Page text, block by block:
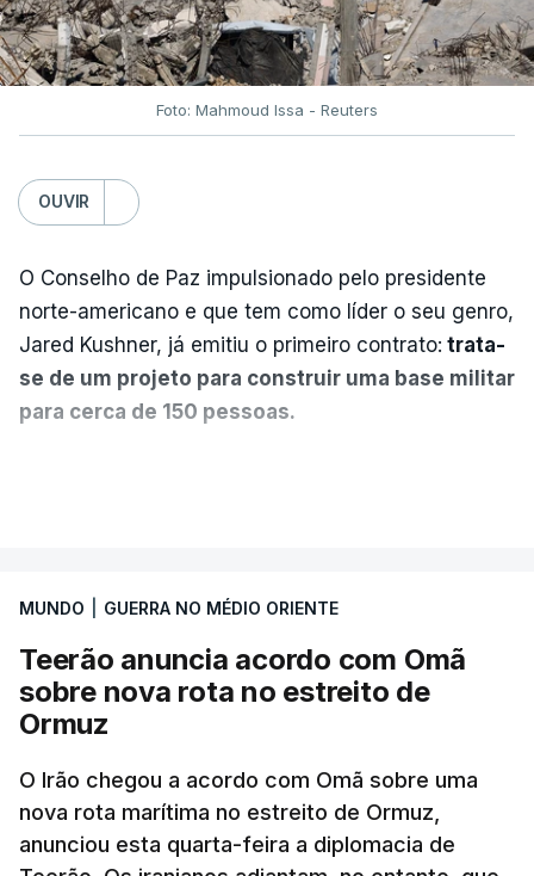
Foto: Mahmoud Issa - Reuters
OUVIR
O Conselho de Paz impulsionado pelo presidente
norte-americano e que tem como líder o seu genro,
Jared Kushner, já emitiu o primeiro contrato: trata-
se de um projeto para construir uma base militar
para cerca de 150 pessoas.
que já colaborou com a Administração norte-
americana em projetos no Médio Oriente,
nomeadamente no Iraque.
militar deverá ficar nos 60 por cento de
território de Gaza que Israel controla e a cerca
de 1,5 quilómetros da fronteira com Israel.
MUNDO GUERRA NO MÉDIO ORIENTE
Teerão anuncia acordo com Omã
sobre nova rota no estreito de
Ormuz
O Irão chegou a acordo com Omã sobre uma
nova rota marítima no estreito de Ormuz,
anunciou esta quarta-feira a diplomacia de